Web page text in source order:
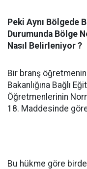
Peki Aynı Bölgede
Durumunda Bölge
Nasıl Belirleniyor ?
Bir branş
Bakanlığına Bağlı
Öğretmenlerinin
18. Maddesinde
Bu hükme göre